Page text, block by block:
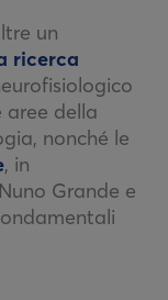
un
ricerca
aree della
nonché le
, in
Grande e